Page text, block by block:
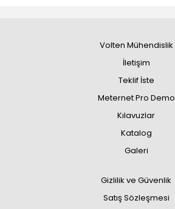
Volten Mühendislik
İletişim
Teklif İste
Meternet Pro Demo
Kılavuzlar
Katalog
Galeri
Gizlilik ve Güvenlik
Satış Sözleşmesi